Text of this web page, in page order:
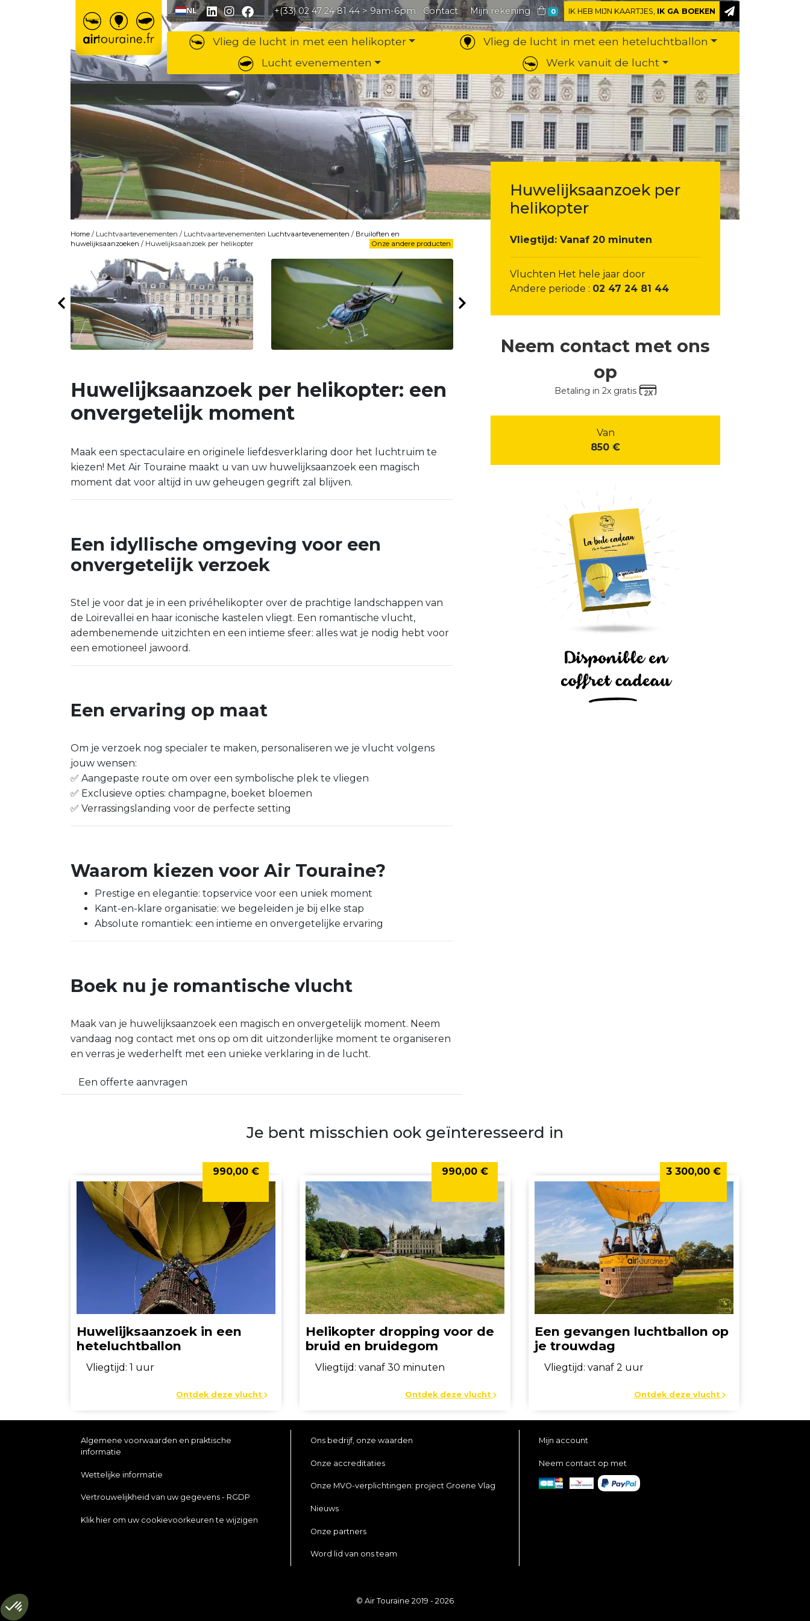
NL +(33) 02 47 24 81 44 > 9am-6pm Contact Mijn rekening 0 IK HEB MIJN KAARTJES, IK GA BOEKEN
Vlieg de lucht in met een helikopter
Vlieg de lucht in met een heteluchtballon
Lucht evenementen
Werk vanuit de lucht
Huwelijksaanzoek per
helikopter
Vliegtijd: Vanaf 20 minuten
Vluchten Het hele jaar door
Andere periode : 02 47 24 81 44
Neem contact met ons
op
Betaling in 2x gratis
Van
850 €
Home / Luchtvaartevenementen / Luchtvaartevenementen Luchtvaartevenementen / Bruiloften en
huwelijksaanzoeken / Huwelijksaanzoek per helikopter Onze andere producten
Huwelijksaanzoek per helikopter: een
onvergetelijk moment
Maak een spectaculaire en originele liefdesverklaring door het luchtruim te
kiezen! Met Air Touraine maakt u van uw huwelijksaanzoek een magisch
moment dat voor altijd in uw geheugen gegrift zal blijven.
Een idyllische omgeving voor een
onvergetelijk verzoek
Stel je voor dat je in een privéhelikopter over de prachtige landschappen van
de Loirevallei en haar iconische kastelen vliegt. Een romantische vlucht,
adembenemende uitzichten en een intieme sfeer: alles wat je nodig hebt voor
een emotioneel jawoord.
Een ervaring op maat
Om je verzoek nog specialer te maken, personaliseren we je vlucht volgens
jouw wensen:
✅ Aangepaste route om over een symbolische plek te vliegen
✅ Exclusieve opties: champagne, boeket bloemen
✅ Verrassingslanding voor de perfecte setting
Waarom kiezen voor Air Touraine?
Prestige en elegantie: topservice voor een uniek moment
Kant-en-klare organisatie: we begeleiden je bij elke stap
Absolute romantiek: een intieme en onvergetelijke ervaring
Boek nu je romantische vlucht
Maak van je huwelijksaanzoek een magisch en onvergetelijk moment. Neem
vandaag nog contact met ons op om dit uitzonderlijke moment te organiseren
en verras je wederhelft met een unieke verklaring in de lucht.
Een offerte aanvragen
Je bent misschien ook geïnteresseerd in
Huwelijksaanzoek in een
heteluchtballon
Vliegtijd: 1 uur
990,00 €
Ontdek deze vlucht
Helikopter dropping voor de
bruid en bruidegom
Vliegtijd: vanaf 30 minuten
990,00 €
Ontdek deze vlucht
Een gevangen luchtballon op
je trouwdag
Vliegtijd: vanaf 2 uur
3 300,00 €
Ontdek deze vlucht
Algemene voorwaarden en praktische
informatie
Wettelijke informatie
Vertrouwelijkheid van uw gegevens - RGDP
Klik hier om uw cookievoorkeuren te wijzigen
Ons bedrijf, onze waarden
Onze accreditaties
Onze MVO-verplichtingen: project Groene Vlag
Nieuws
Onze partners
Word lid van ons team
Mijn account
Neem contact op met
© Air Touraine 2019 - 2026